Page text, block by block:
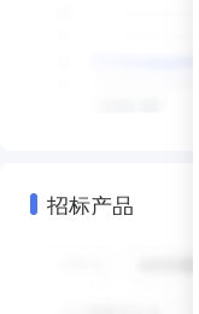
招标产品